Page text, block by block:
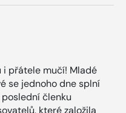
přátele mučí! Mladé
se jednoho dne splní
členku
které založila